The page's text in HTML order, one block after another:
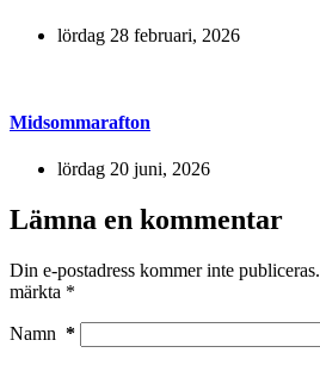
lördag 28 februari, 2026
Midsommarafton
lördag 20 juni, 2026
Lämna en kommentar
Din e-postadress kommer inte publiceras.
märkta *
Namn *